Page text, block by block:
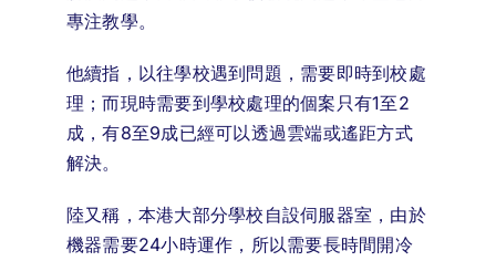
專注教學。
他續指，以往學校遇到問題，需要即時到校處
理；而現時需要到學校處理的個案只有1至2
成，有8至9成已經可以透過雲端或遙距方式
解決。
陸又稱，本港大部分學校自設伺服器室，由於
機器需要24小時運作，所以需要長時間開冷